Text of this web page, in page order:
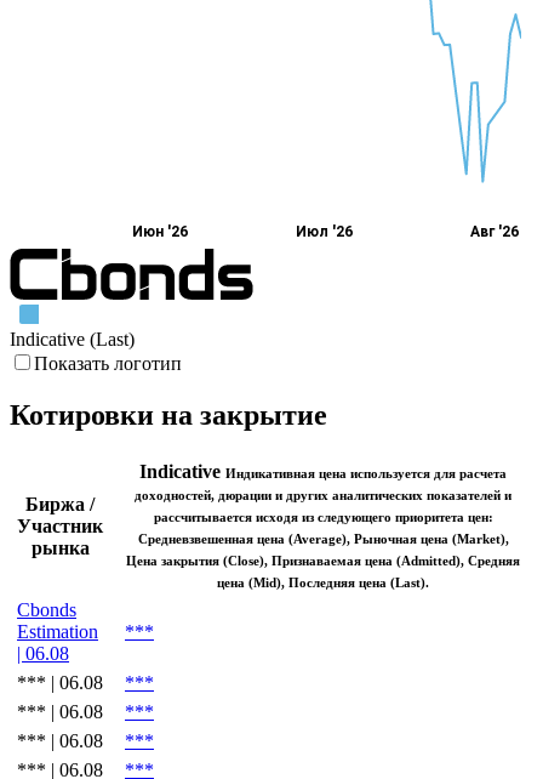
Июн '26 Июл '26 Авг '26
Indicative (Last)
Показать логотип
Котировки на закрытие
Биржа /
Участник
рынка
Indicative Индикативная цена используется для расчета
доходностей, дюрации и других аналитических показателей и
рассчитывается исходя из следующего приоритета цен:
Средневзвешенная цена (Average), Рыночная цена (Market),
Цена закрытия (Close), Признаваемая цена (Admitted), Средняя
цена (Mid), Последняя цена (Last).
Cbonds
Estimation
| 06.08
***
*** | 06.08
***
*** | 06.08
***
*** | 06.08
***
*** | 06.08
***